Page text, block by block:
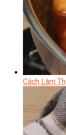
Cách Làm